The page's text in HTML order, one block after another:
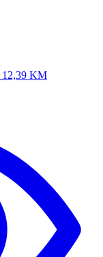
12,39 KM